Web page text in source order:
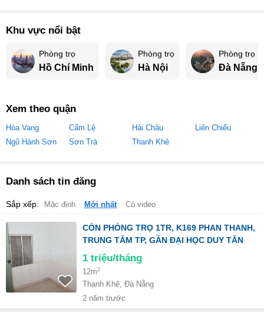
Khu vực nổi bật
Phòng trọ
Hồ Chí Minh
Phòng trọ
Hà Nội
Phòng trọ
Đà Nẵng
Xem theo quận
Hòa Vang Cẩm Lệ Hải Châu
Liên Chiểu
Ngũ Hành Sơn
Sơn Trà Thanh Khê
Danh sách tin đăng
Sắp xếp: Mặc định Mới nhất Có video
CÒN PHÒNG TRỌ 1TR, K169 PHAN THANH,
TRUNG TÂM TP, GẦN ĐẠI HỌC DUY TÂN
1 triệu/tháng
12m2
Thanh Khê, Đà Nẵng
2 năm trước